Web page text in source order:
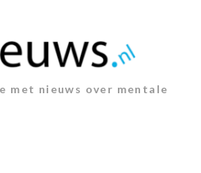
met nieuws over mentale